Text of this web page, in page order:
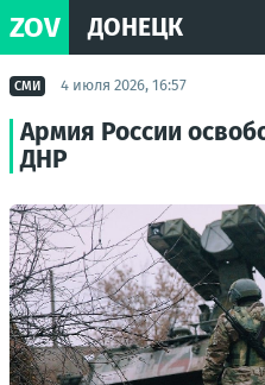
ZOV ДОНЕЦК
СМИ 4 июля 2026, 16:57
Армия России
ДНР